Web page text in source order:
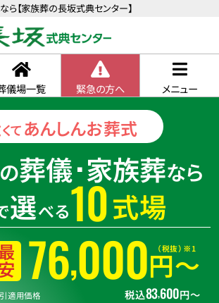
【家族葬の長坂式典センター】
儀場一覧 緊急の方へ メニュー
くてあんしんお葬式
の葬儀･家族葬なら
選べる10式場
安 76,000円〜
（税抜）※1
税込83,600円〜
適用価格